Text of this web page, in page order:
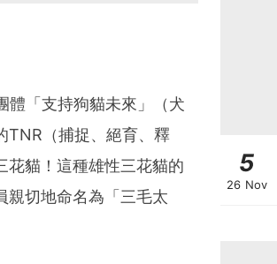
體「支持狗貓未來」（犬
TNR（捕捉、絕育、釋
花貓！這種雄性三花貓的
親切地命名為「三毛太
5
26 Nov